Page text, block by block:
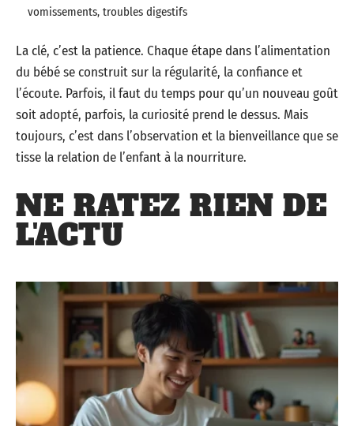
vomissements, troubles digestifs
La clé, c’est la patience. Chaque étape dans l’alimentation
du bébé se construit sur la régularité, la confiance et
l’écoute. Parfois, il faut du temps pour qu’un nouveau goût
soit adopté, parfois, la curiosité prend le dessus. Mais
toujours, c’est dans l’observation et la bienveillance que se
tisse la relation de l’enfant à la nourriture.
NE RATEZ RIEN DE
L'ACTU